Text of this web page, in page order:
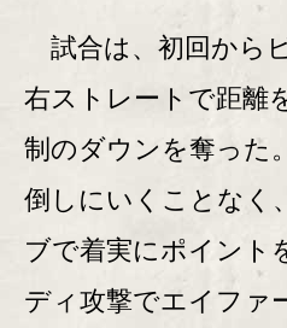
試合は、初回から
右ストレートで距離
制のダウンを奪った
倒しにいくことなく
ブで着実にポイント
ディ攻撃でエイファ